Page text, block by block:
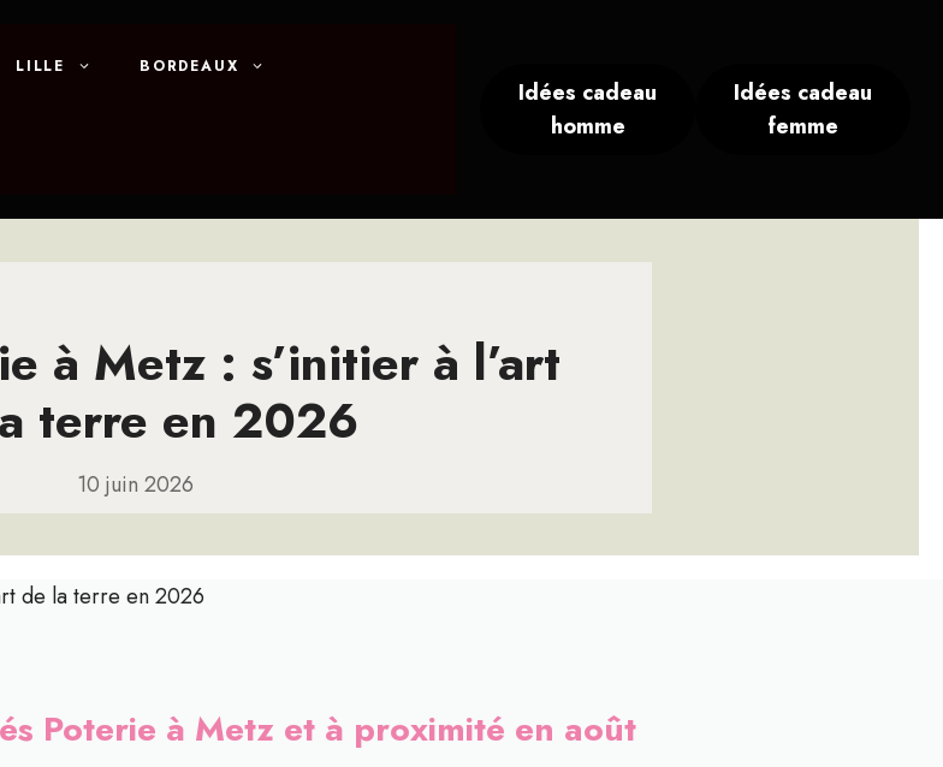
LILLE BORDEAUX
Idées cadeau
homme
Idées cadeau
femme
à Metz : s’initier à l’art
terre en 2026
10 juin 2026
de la terre en 2026
Poterie à Metz et à proximité en août